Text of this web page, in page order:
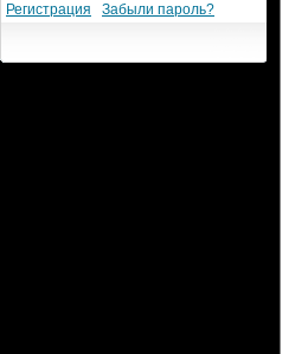
Регистрация Забыли пароль?